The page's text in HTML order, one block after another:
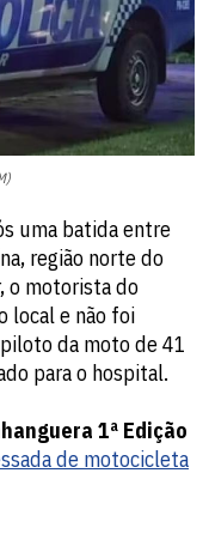
uma batida entre
região norte do
o motorista do
local e não foi
da moto de 41
para o hospital.
1ª Edição
de motocicleta